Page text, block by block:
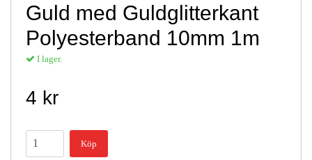
Guld med Guldglitterkant
Polyesterband 10mm 1m
I lager.
4 kr
Köp